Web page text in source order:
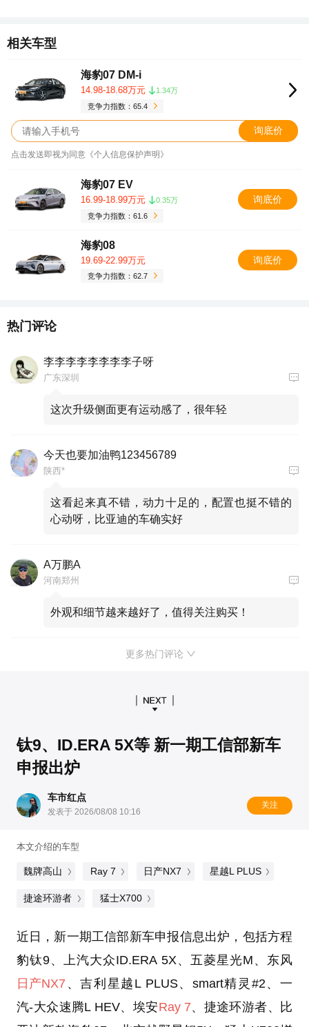
相关车型
海豹07 DM-i
14.98-18.68万元
1.34万
竞争力指数：65.4
询底价
点击发送即视为同意《个人信息保护声明》
海豹07 EV
16.99-18.99万元
0.35万
竞争力指数：61.6
询底价
海豹08
19.69-22.99万元
竞争力指数：62.7
询底价
热门评论
李李李李李李李李子呀
广东深圳
这次升级侧面更有运动感了，很年轻
今天也要加油鸭123456789
陕西*
这看起来真不错，动力十足的，配置也挺不错的
心动呀，比亚迪的车确实好
A万鹏A
河南郑州
外观和细节越来越好了，值得关注购买！
更多热门评论
钛9、ID.ERA 5X等 新一期工信部新车
申报出炉
车市红点
发表于 2026/08/08 10:16
关注
本文介绍的车型
魏牌高山 Ray 7 日产NX7 星越L PLUS
捷途环游者 猛士X700
近日，新一期工信部新车申报信息出炉，包括方程
豹钛9、上汽大众ID.ERA 5X、五菱星光M、东风
日产NX7 、吉利星越L PLUS、smart精灵#2、一
汽-大众速腾L HEV、埃安Ray 7、捷途环游者、比